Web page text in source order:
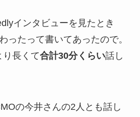
インタビューを見たとき
ったって書いてあったので。
長くて合計30分くらい話し
の今井さんの2人とも話し